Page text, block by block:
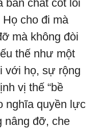
bản chất cốt lõi
cho đi mà
mà không đòi
thế như một
với họ, sự rộng
vị thế “bề
nghĩa quyền lực
nâng đỡ, che